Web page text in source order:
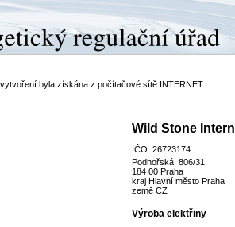
byla získána z počítačové sítě INTERNET.
Wild Stone
IČO: 26723174
Podhořská 806/31
184 00 Praha
kraj Hlavní město Praha
země CZ
Výroba elektřiny